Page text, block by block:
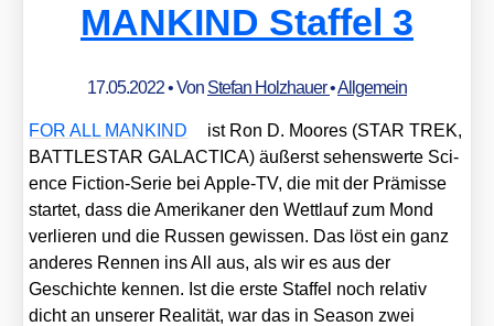
MANKIND Staffel 3
17.05.2022• Von Stefan Holzhauer•Allgemein
FOR ALL MANKIND
ist Ron D. Moo­res (STAR TREK,
BATTLESTAR GALACTICA) äußerst sehens­wer­te Sci­
ence Fic­tion-Serie bei Apple-TV, die mit der Prä­mis­se
star­tet, dass die Ame­ri­ka­ner den Wett­lauf zum Mond
ver­lie­ren und die Rus­sen gewis­sen. Das löst ein ganz
ande­res Ren­nen ins All aus, als wir es aus der
Geschich­te ken­nen. Ist die ers­te Staf­fel noch rela­tiv
dicht an unse­rer Rea­li­tät, war das in Sea­son zwei